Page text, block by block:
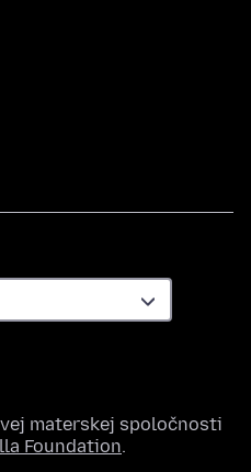
materskej spoločnosti
Foundation.